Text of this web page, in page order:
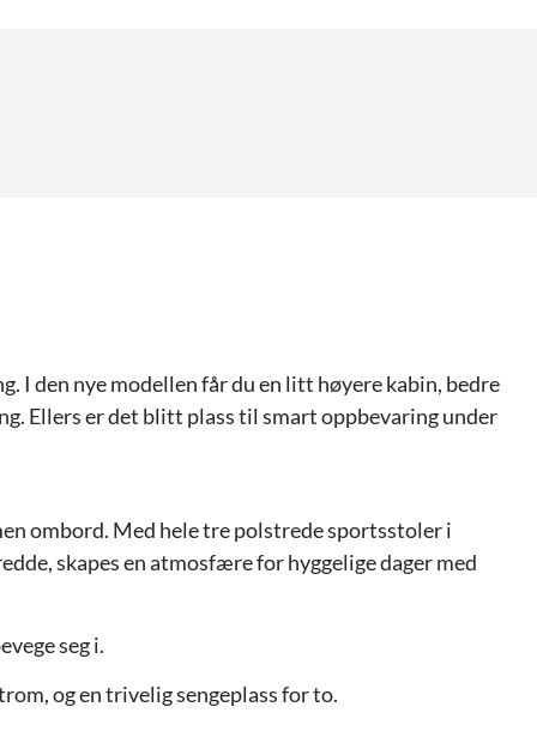
I den nye modellen får du en litt høyere kabin, bedre
Ellers er det blitt plass til smart oppbevaring under
ombord. Med hele tre polstrede sportsstoler i
skapes en atmosfære for hyggelige dager med
seg i.
og en trivelig sengeplass for to.